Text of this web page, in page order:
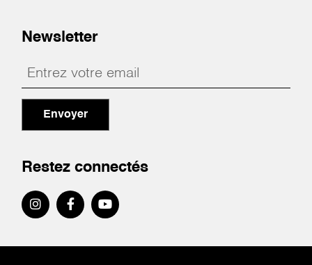
Newsletter
Envoyer
Restez connectés